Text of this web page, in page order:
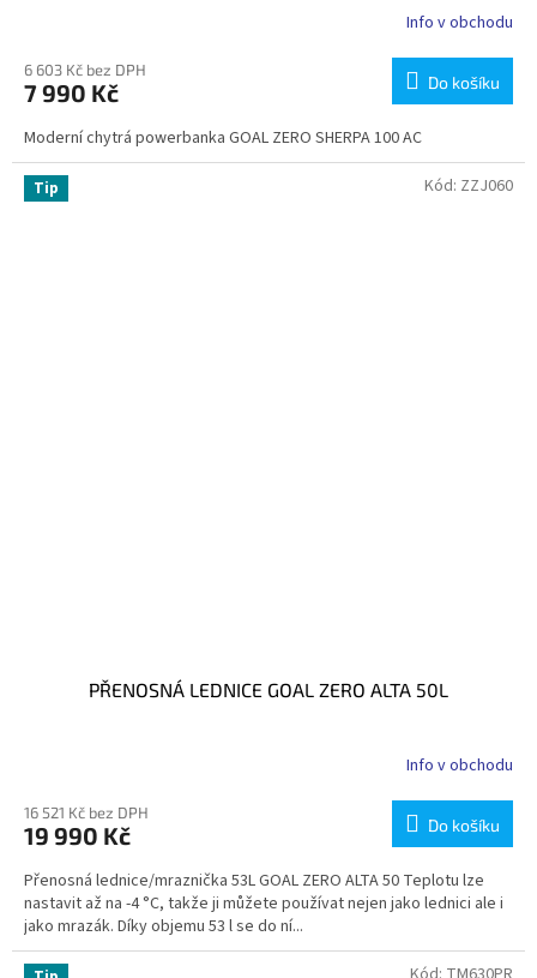
Info v obchodu
6 603 Kč bez DPH
7 990 Kč Do košíku
Moderní chytrá powerbanka GOAL ZERO SHERPA 100 AC
Tip
PŘENOSNÁ LEDNICE GOAL ZERO ALTA 50L
Info v obchodu
16 521 Kč bez DPH
19 990 Kč Do košíku
Přenosná lednice/mraznička 53L GOAL ZERO ALTA 50 Teplotu lze
nastavit až na -4 °C, takže ji můžete používat nejen jako lednici ale i
jako mrazák. Díky objemu 53 l se do ní...
Kód: ZZJ060